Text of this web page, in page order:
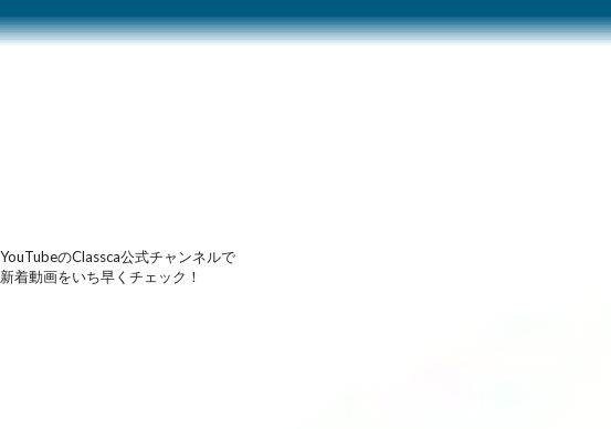
YouTubeのClassca公式チャンネルで
新着動画をいち早くチェック！